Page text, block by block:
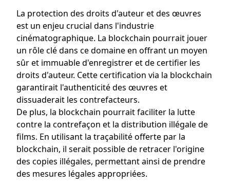
La protection des droits d'auteur et des œuvres
est un enjeu crucial dans l'industrie
cinématographique. La blockchain pourrait jouer
un rôle clé dans ce domaine en offrant un moyen
sûr et immuable d'enregistrer et de certifier les
droits d'auteur. Cette certification via la blockchain
garantirait l'authenticité des œuvres et
dissuaderait les contrefacteurs.
De plus, la blockchain pourrait faciliter la lutte
contre la contrefaçon et la distribution illégale de
films. En utilisant la traçabilité offerte par la
blockchain, il serait possible de retracer l'origine
des copies illégales, permettant ainsi de prendre
des mesures légales appropriées.